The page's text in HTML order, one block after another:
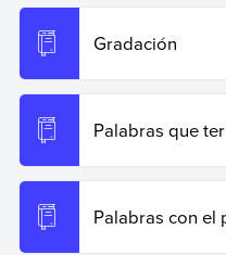
Gradación
Palabras que
Palabras con el